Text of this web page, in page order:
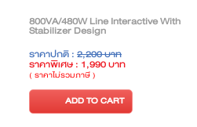
800VA/480W Line Interactive With
Stabilizer Design
ราคาปกติ : 2,200 บาท
ราคาพิเศษ : 1,990 บาท
( ราคาไม่รวมภาษี )
ADD TO CART